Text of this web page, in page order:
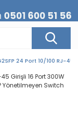
24 Port 10/100 RJ-
0501 600 51 56